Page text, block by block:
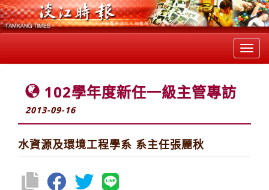
102學年度新任一級主管專訪
2013-09-16
水資源及環境工程學系 系主任張麗秋